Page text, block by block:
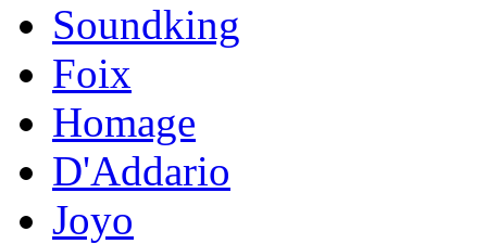
Soundking
Foix
Homage
D'Addario
Joyo